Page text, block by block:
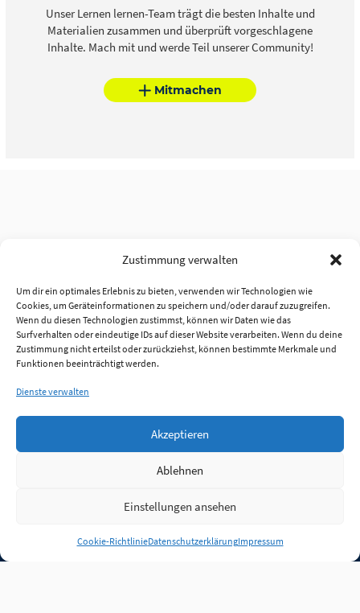
Zustimmung verwalten
Um dir ein optimales Erlebnis zu bieten, verwenden wir Technologien wie
Cookies, um Geräteinformationen zu speichern und/oder darauf zuzugreifen.
Wenn du diesen Technologien zustimmst, können wir Daten wie das
Surfverhalten oder eindeutige IDs auf dieser Website verarbeiten. Wenn du deine
Zustimmung nicht erteilst oder zurückziehst, können bestimmte Merkmale und
Funktionen beeinträchtigt werden.
Dienste verwalten
Akzeptieren
Ablehnen
Einstellungen ansehen
Cookie-RichtlinieDatenschutzerklärungImpressum
Unser Lernen lernen-Team trägt die besten Inhalte und
Materialien zusammen und überprüft vorgeschlagene
Inhalte. Mach mit und werde Teil unserer Community!
Mitmachen
Anmelden
Jobs Partner FAQ Quellen